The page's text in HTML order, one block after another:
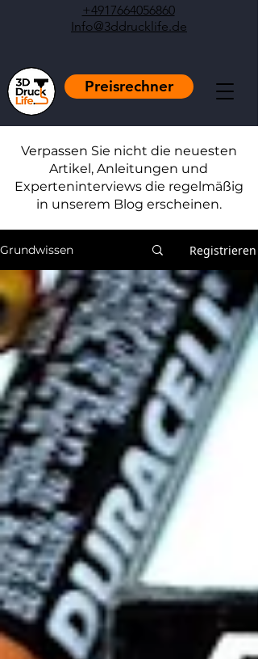
+4917664056860
Info@3ddrucklife.de
Preisrechner
Verpassen Sie nicht die neuesten
Artikel, Anleitungen und
Experteninterviews die regelmäßig
in unserem Blog erscheinen.
Grundwissen Registrieren